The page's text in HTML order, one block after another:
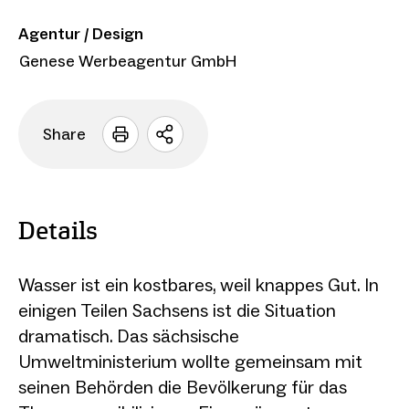
Agentur / Design
Genese Werbeagentur GmbH
Share
Sharing
Details
Wasser ist ein kostbares, weil knappes Gut. In
einigen Teilen Sachsens ist die Situation
dramatisch. Das sächsische
Umweltministerium wollte gemeinsam mit
seinen Behörden die Bevölkerung für das